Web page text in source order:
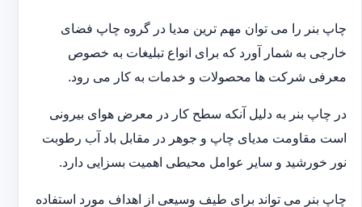
چاپ بنر را می توان مهم ترین مدیا در گروه چاپ فضای
خارجی به شمار آورد که برای انواع تبلیغات به خصوص
معرفی شرکت ها محصولات و خدمات به کار می رود.
در چاپ بنر به دلیل آنکه سطح کار در معرض هوای بیرونی
است مقاومت مدیای چاپ و جوهر در مقابل باد آب رطوبت
نور خورشید و سایر عوامل محیطی اهمیت بسزایی دارد.
چاپ بنر می تواند برای طیف وسیعی از اهداف مورد استفاده